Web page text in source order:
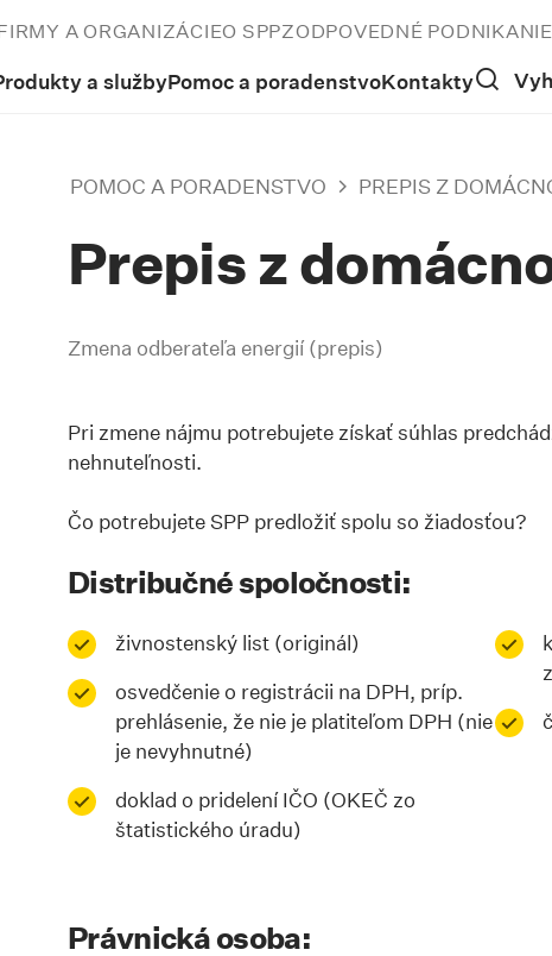
A ORGANIZÁCIEO SPPZODPOVEDNÉ PODNIKANIE
a službyPomoc a poradenstvoKontakty
POMOC A PORADENSTVO PREPIS Z
Prepis z
Zmena odberateľa energií (prepis)
Pri zmene nájmu potrebujete získať súhlas
nehnuteľnosti.
Čo potrebujete SPP predložiť spolu so žiadosťou?
Distribučné spoločnosti:
živnostenský list (originál)
osvedčenie o registrácii na DPH, príp.
prehlásenie, že nie je platiteľom DPH (nie
je nevyhnutné)
doklad o pridelení IČO (OKEČ zo
štatistického úradu)
Právnická osoba: